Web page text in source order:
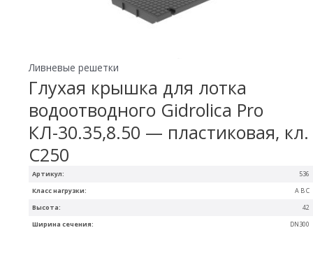
Артикул: 536
Ширина сечения: DN300
Высота: 42
Класс нагрузки: A B C
Ливневые решетки
Глухая крышка для лотка
водоотводного Gidrolica Pro
КЛ-30.35,8.50 — пластиковая, кл.
С250